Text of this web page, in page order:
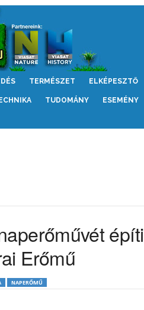
TERMÉSZET ELKÉPESZTŐ
TUDOMÁNY ESEMÉNY
építi
Erőmű
NAPERŐMŰ